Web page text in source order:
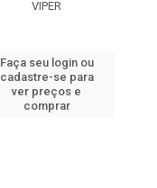
VIPER
Faça seu login ou
cadastre-se para
ver preços e
comprar